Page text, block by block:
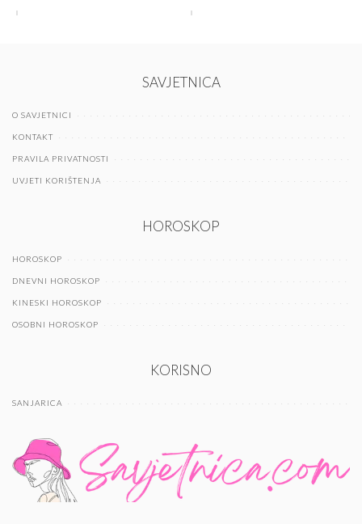
SAVJETNICA
O SAVJETNICI
KONTAKT
PRAVILA PRIVATNOSTI
UVJETI KORIŠTENJA
HOROSKOP
HOROSKOP
DNEVNI HOROSKOP
KINESKI HOROSKOP
OSOBNI HOROSKOP
KORISNO
SANJARICA